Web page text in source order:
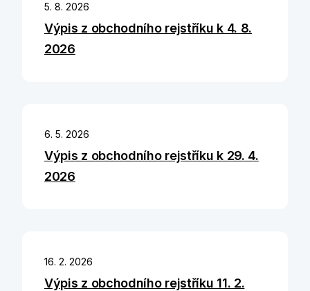
5. 8. 2026
Výpis z obchodního rejstříku k 4. 8.
2026
6. 5. 2026
Výpis z obchodního rejstříku k 29. 4.
2026
16. 2. 2026
Výpis z obchodního rejstříku 11. 2.